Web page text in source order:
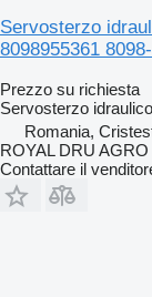
Servosterzo
8098955361
Prezzo su richiesta
Servosterzo idraulico
Romania,
ROYAL DRU AGRO
Contattare il